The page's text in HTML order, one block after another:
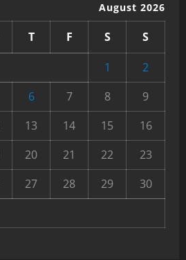
August 2026
T F S
S
1
2
6 7 8
9
13 14 15
16
20 21 22
23
27 28 29
30